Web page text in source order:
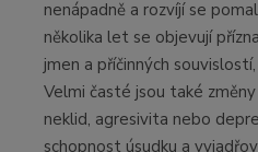
nenápadně a rozvíjí se
několika let se objevují
jmen a příčinných
Velmi časté jsou také
neklid, agresivita nebo
schopnost úsudku a